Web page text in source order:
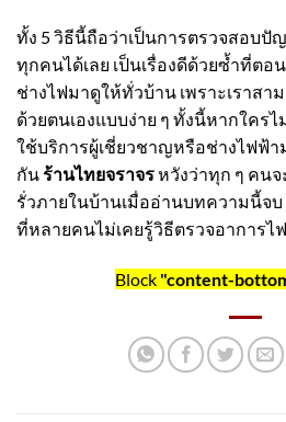
ทั้ง 5 วิธีนี้ถือว่าเป็นการตรวจสอบปั
ทุกคนได้เลย เป็นเรื่องดีด้วยซ้ำที่ตอ
ช่างไฟมาดูให้ทั่วบ้าน เพราะเราสา
ด้วยตนเองแบบง่าย ๆ ทั้งนี้หากใคร
ใช้บริการผู้เชี่ยวชาญหรือช่างไฟฟ้า
กันร้านไทยจราจรหวังว่าทุก ๆ คน
รั่วภายในบ้านเมื่ออ่านบทความนี้จ
ที่หลายคนไม่เคยรู้วิธีตรวจอาการไ
Block "content-